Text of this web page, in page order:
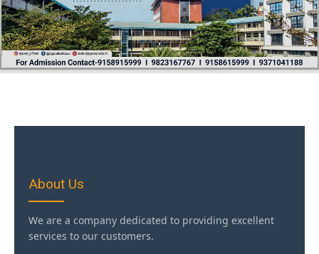
About Us
We are a company dedicated to providing excellent
services to our customers.